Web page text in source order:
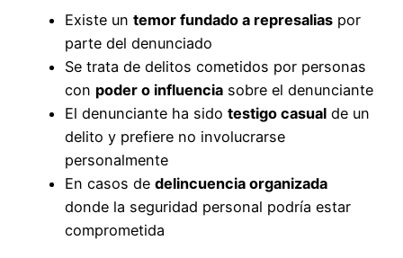
Existe un temor fundado a represalias por
parte del denunciado
Se trata de delitos cometidos por personas
con poder o influencia sobre el denunciante
El denunciante ha sido testigo casual de un
delito y prefiere no involucrarse
personalmente
En casos de delincuencia organizada
donde la seguridad personal podría estar
comprometida